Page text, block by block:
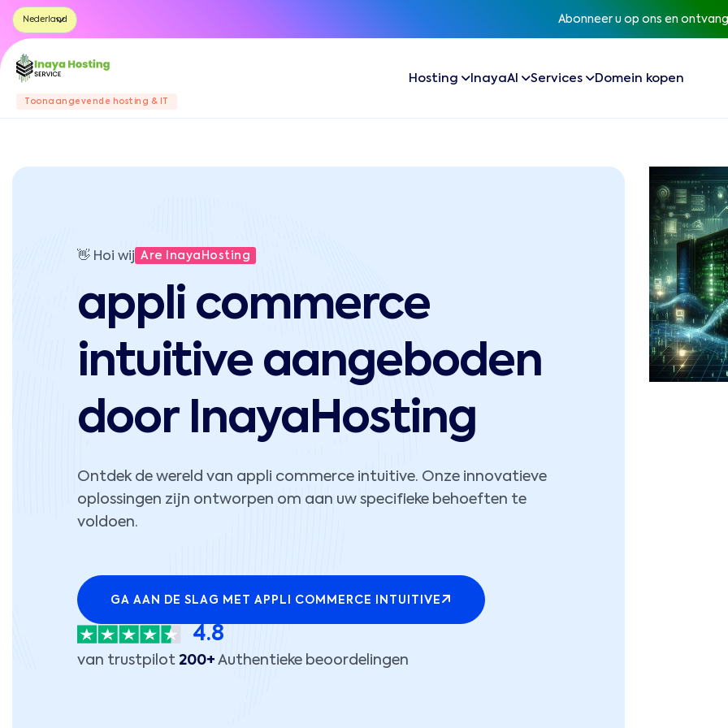
Abonneer u op ons en ontvang
Toonaangevende hosting & IT
Hosting InayaAI Services Domein kopen
👋 Hoi wij Are InayaHosting
appli commerce
intuitive aangeboden
door InayaHosting
Ontdek de wereld van appli commerce intuitive. Onze innovatieve
oplossingen zijn ontworpen om aan uw specifieke behoeften te
voldoen.
GA AAN DE SLAG MET APPLI COMMERCE INTUITIVE
4.8
van trustpilot 200+ Authentieke beoordelingen